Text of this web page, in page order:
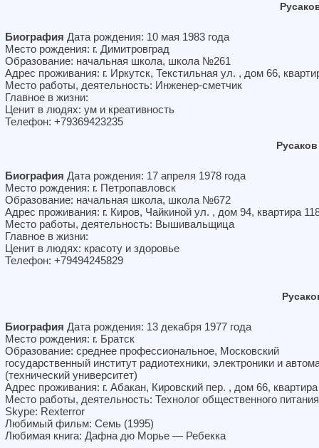
Биография Дата рождения: 10 мая 1983 года
Место рождения: г. Димитровград
Образование: начальная школа, школа №261
Адрес проживания: г. Иркутск, Текстильная ул. , дом 66,
Место работы, деятельность: Инженер-сметчик
Главное в жизни:
Ценит в людях: ум и креативность
Телефон: +79369423235
Биография Дата рождения: 17 апреля 1978 года
Место рождения: г. Петропавловск
Образование: начальная школа, школа №672
Адрес проживания: г. Киров, Чайкиной ул. , дом 94, квартира
Место работы, деятельность: Вышивальщица
Главное в жизни:
Ценит в людях: красоту и здоровье
Телефон: +79494245829
Биография Дата рождения: 13 декабря 1977 года
Место рождения: г. Братск
Образование: среднее профессиональное, Московский
государственный институт радиотехники, электроники и
(технический университет)
Адрес проживания: г. Абакан, Кировский пер. , дом 66,
Место работы, деятельность: Технолог общественного питания
Skype: Rexterror
Любимый фильм: Семь (1995)
Любимая книга: Дафна дю Морье — Ребекка